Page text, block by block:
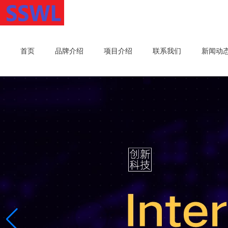
首页 品牌介绍 项目介绍 联系我们 新闻动